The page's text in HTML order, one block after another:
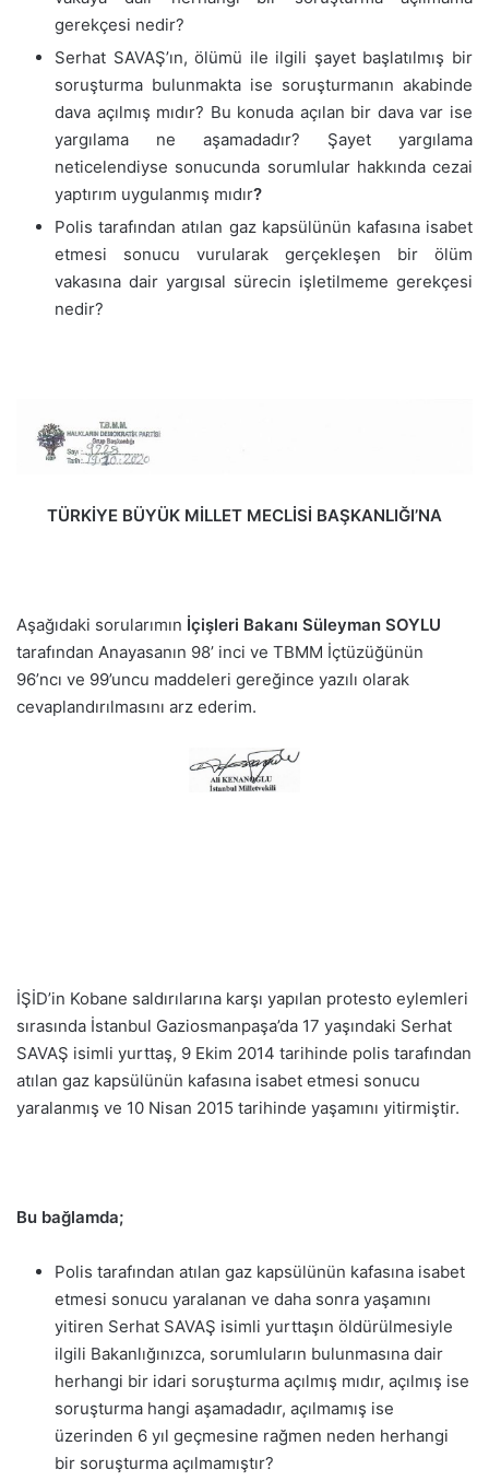
gerekçesi nedir?
Serhat SAVAŞ’ın, ölümü ile ilgili şayet başlatılmış bir
soruşturma bulunmakta ise soruşturmanın akabinde
dava açılmış mıdır? Bu konuda açılan bir dava var ise
yargılama ne aşamadadır? Şayet yargılama
neticelendiyse sonucunda sorumlular hakkında cezai
yaptırım uygulanmış mıdır?
Polis tarafından atılan gaz kapsülünün kafasına isabet
etmesi sonucu vurularak gerçekleşen bir ölüm
vakasına dair yargısal sürecin işletilmeme gerekçesi
nedir?
TÜRKİYE BÜYÜK MİLLET MECLİSİ BAŞKANLIĞI’NA
Aşağıdaki sorularımın İçişleri Bakanı Süleyman SOYLU
tarafından Anayasanın 98’ inci ve TBMM İçtüzüğünün
96’ncı ve 99’uncu maddeleri gereğince yazılı olarak
cevaplandırılmasını arz ederim.
İŞİD’in Kobane saldırılarına karşı yapılan protesto eylemleri
sırasında İstanbul Gaziosmanpaşa’da 17 yaşındaki Serhat
SAVAŞ isimli yurttaş, 9 Ekim 2014 tarihinde polis tarafından
atılan gaz kapsülünün kafasına isabet etmesi sonucu
yaralanmış ve 10 Nisan 2015 tarihinde yaşamını yitirmiştir.
Bu bağlamda;
Polis tarafından atılan gaz kapsülünün kafasına isabet
etmesi sonucu yaralanan ve daha sonra yaşamını
yitiren Serhat SAVAŞ isimli yurttaşın öldürülmesiyle
ilgili Bakanlığınızca, sorumluların bulunmasına dair
herhangi bir idari soruşturma açılmış mıdır, açılmış ise
soruşturma hangi aşamadadır, açılmamış ise
üzerinden 6 yıl geçmesine rağmen neden herhangi
bir soruşturma açılmamıştır?